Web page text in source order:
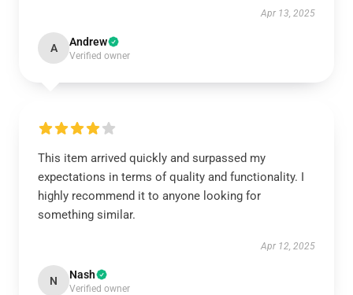
Apr 13, 2025
A Andrew
Verified owner
This item arrived quickly and surpassed my
expectations in terms of quality and functionality. I
highly recommend it to anyone looking for
something similar.
Apr 12, 2025
N Nash
Verified owner